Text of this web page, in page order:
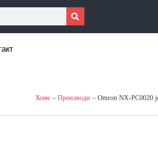
Хоме – Производи – Omron NX-PC0020